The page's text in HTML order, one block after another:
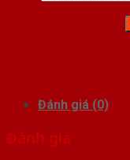
Đánh giá (0)
Đánh giá